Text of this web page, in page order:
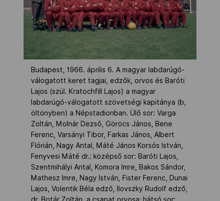
Budapest, 1966. április 6. A magyar labdarúgó-
válogatott keret tagjai, edzők, orvos és Baróti
Lajos (szül. Kratochfill Lajos) a magyar
labdarúgó-válogatott szövetségi kapitánya (b,
öltönyben) a Népstadionban. Ülő sor: Varga
Zoltán, Molnár Dezső, Göröcs János, Bene
Ferenc, Varsányi Tibor, Farkas János, Albert
Flórián, Nagy Antal, Máté János Korsós István,
Fenyvesi Máté dr.; középső sor: Baróti Lajos,
Szentmihályi Antal, Komora Imre, Bakos Sándor,
Mathesz Imre, Nagy István, Fister Ferenc, Dunai
Lajos, Volentik Béla edző, Ilovszky Rudolf edző,
dr. Botár Zoltán, a csapat orvosa; hátsó sor: